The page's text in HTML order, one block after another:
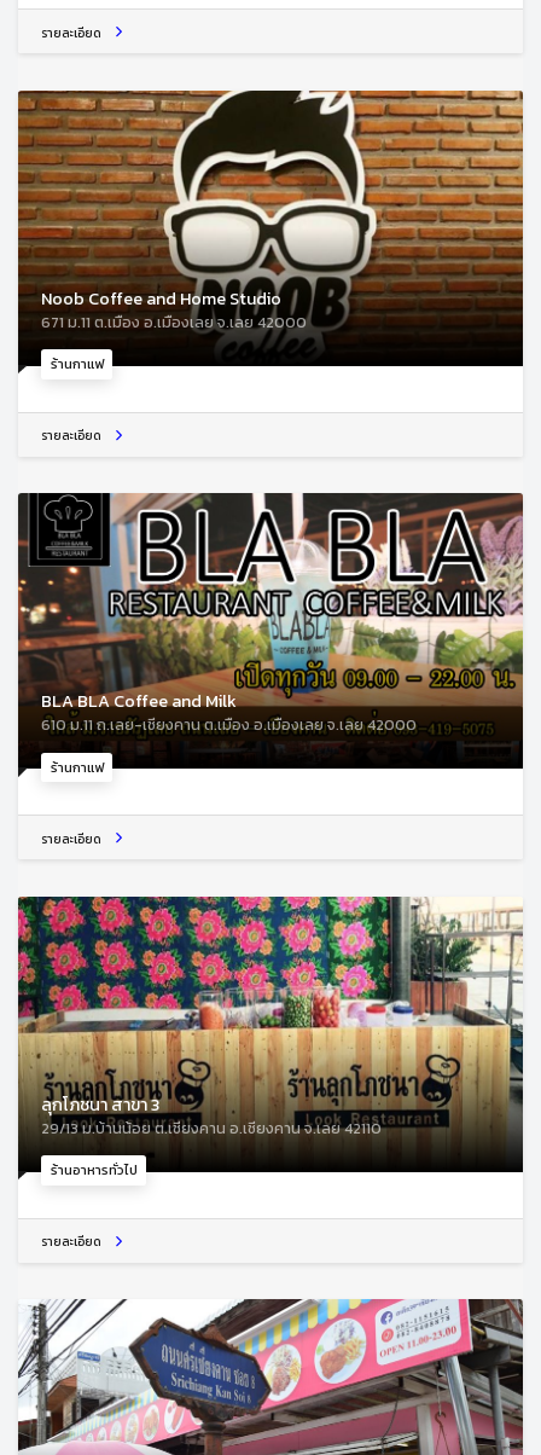
รายละเอียด
ร้านกาแฟ
Noob Coffee and Home Studio
671 ม.11 ต.เมือง อ.เมืองเลย จ.เลย 42000
รายละเอียด
ร้านกาแฟ
BLA BLA Coffee and Milk
610 ม.11 ถ.เลย-เชียงคาน ต.เมือง อ.เมืองเลย จ.เลย 42000
รายละเอียด
ร้านอาหารทั่วไป
ลุกโภชนา สาขา 3
29/13 ม.บ้านน้อย ต.เชียงคาน อ.เชียงคาน จ.เลย 42110
รายละเอียด